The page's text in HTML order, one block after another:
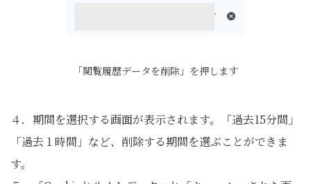
「閲覧履歴データを削除」を押します
４．期間を選択する画面が表示されます。「過去15分間」
「過去１時間」など、削除する期間を選ぶことができま
す。